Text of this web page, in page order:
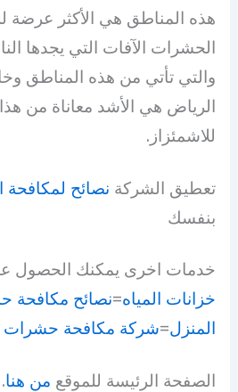
هذه المناطق هي الأكثر عرضة
الحشرات الآفات التي يجدها
والتي تأتي من هذه المناطق
الرياض هي الأشد معاناة من
للاشمئزاز.
تعطيق الشركة نصائح لمكافحة
بنفسك
خدمات اخرى يمكنك الحصول
خزانات المياه=نصائح مكافحة
المنزل=شركة مكافحة حشرات
الصفحة الرئيسة للموقع من هنا.